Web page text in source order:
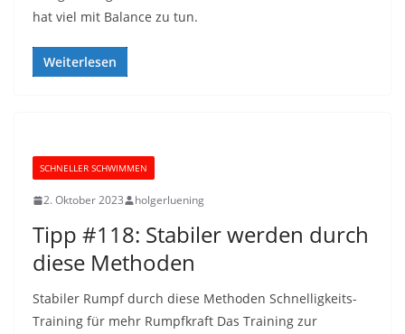
hat viel mit Balance zu tun.
Weiterlesen
SCHNELLER SCHWIMMEN
2. Oktober 2023 holgerluening
Tipp #118: Stabiler werden durch
diese Methoden
Stabiler Rumpf durch diese Methoden Schnelligkeits-
Training für mehr Rumpfkraft Das Training zur